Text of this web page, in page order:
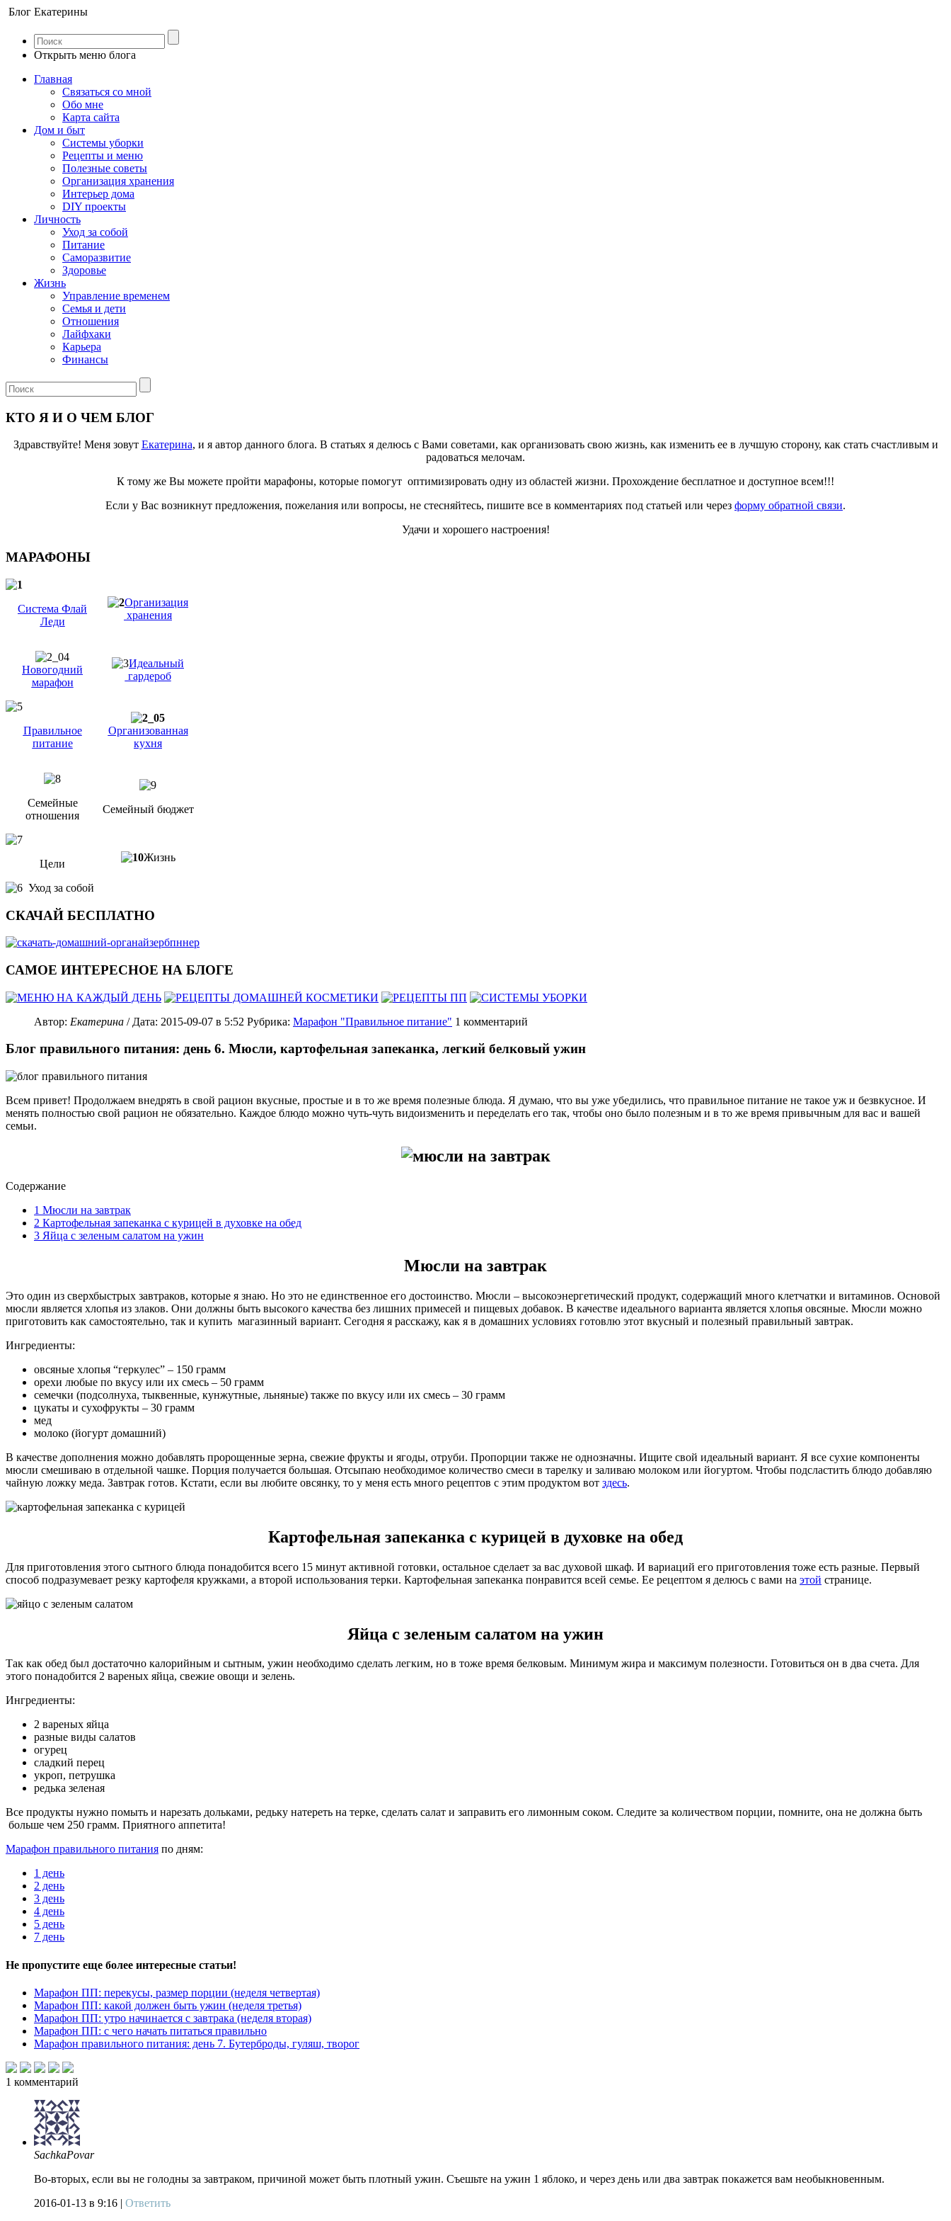
Блог Екатерины
Открыть меню блога
Главная
Связаться со мной
Обо мне
Карта сайта
Дом и быт
Системы уборки
Рецепты и меню
Полезные советы
Организация хранения
Интерьер дома
DIY проекты
Личность
Уход за собой
Питание
Саморазвитие
Здоровье
Жизнь
Управление временем
Семья и дети
Отношения
Лайфхаки
Карьера
Финансы
КТО Я И О ЧЕМ БЛОГ
Здравствуйте! Меня зовут Екатерина, и я автор данного блога. В статьях я делюсь с Вами советами, как организовать свою жизнь, как изменить ее в лучшую сторону, как стать счастливым и
радоваться мелочам.
К тому же Вы можете пройти марафоны, которые помогут оптимизировать одну из областей жизни. Прохождение бесплатное и доступное всем!!!
Если у Вас возникнут предложения, пожелания или вопросы, не стесняйтесь, пишите все в комментариях под статьей или через форму обратной связи.
Удачи и хорошего настроения!
МАРАФОНЫ
Система Флай
Леди
Организация
хранения
Новогодний
марафон
Идеальный
гардероб
Правильное
питание
Организованная
кухня
Семейные
отношения
Семейный бюджет
Цели
Жизнь
Уход за собой
СКАЧАЙ БЕСПЛАТНО
САМОЕ ИНТЕРЕСНОЕ НА БЛОГЕ
Автор: Екатерина / Дата: 2015-09-07 в 5:52 Рубрика: Марафон "Правильное питание" 1 комментарий
Блог правильного питания: день 6. Мюсли, картофельная запеканка, легкий белковый ужин
Всем привет! Продолжаем внедрять в свой рацион вкусные, простые и в то же время полезные блюда. Я думаю, что вы уже убедились, что правильное питание не такое уж и безвкусное. И
менять полностью свой рацион не обязательно. Каждое блюдо можно чуть-чуть видоизменить и переделать его так, чтобы оно было полезным и в то же время привычным для вас и вашей
семьи.
Содержание
1 Мюсли на завтрак
2 Картофельная запеканка с курицей в духовке на обед
3 Яйца с зеленым салатом на ужин
Мюсли на завтрак
Это один из сверхбыстрых завтраков, которые я знаю. Но это не единственное его достоинство. Мюсли – высокоэнергетический продукт, содержащий много клетчатки и витаминов. Основой
мюсли является хлопья из злаков. Они должны быть высокого качества без лишних примесей и пищевых добавок. В качестве идеального варианта является хлопья овсяные. Мюсли можно
приготовить как самостоятельно, так и купить магазинный вариант. Сегодня я расскажу, как я в домашних условиях готовлю этот вкусный и полезный правильный завтрак.
Ингредиенты:
овсяные хлопья “геркулес” – 150 грамм
орехи любые по вкусу или их смесь – 50 грамм
семечки (подсолнуха, тыквенные, кунжутные, льняные) также по вкусу или их смесь – 30 грамм
цукаты и сухофрукты – 30 грамм
мед
молоко (йогурт домашний)
В качестве дополнения можно добавлять пророщенные зерна, свежие фрукты и ягоды, отруби. Пропорции также не однозначны. Ищите свой идеальный вариант. Я все сухие компоненты
мюсли смешиваю в отдельной чашке. Порция получается большая. Отсыпаю необходимое количество смеси в тарелку и заливаю молоком или йогуртом. Чтобы подсластить блюдо добавляю
чайную ложку меда. Завтрак готов. Кстати, если вы любите овсянку, то у меня есть много рецептов с этим продуктом вот здесь.
Картофельная запеканка с курицей в духовке на обед
Для приготовления этого сытного блюда понадобится всего 15 минут активной готовки, остальное сделает за вас духовой шкаф. И вариаций его приготовления тоже есть разные. Первый
способ подразумевает резку картофеля кружками, а второй использования терки. Картофельная запеканка понравится всей семье. Ее рецептом я делюсь с вами на этой странице.
Яйца с зеленым салатом на ужин
Так как обед был достаточно калорийным и сытным, ужин необходимо сделать легким, но в тоже время белковым. Минимум жира и максимум полезности. Готовиться он в два счета. Для
этого понадобится 2 вареных яйца, свежие овощи и зелень.
Ингредиенты:
2 вареных яйца
разные виды салатов
огурец
сладкий перец
укроп, петрушка
редька зеленая
Все продукты нужно помыть и нарезать дольками, редьку натереть на терке, сделать салат и заправить его лимонным соком. Следите за количеством порции, помните, она не должна быть
больше чем 250 грамм. Приятного аппетита!
Марафон правильного питания по дням:
1 день
2 день
3 день
4 день
5 день
7 день
Не пропустите еще более интересные статьи!
Марафон ПП: перекусы, размер порции (неделя четвертая)
Марафон ПП: какой должен быть ужин (неделя третья)
Марафон ПП: утро начинается с завтрака (неделя вторая)
Марафон ПП: с чего начать питаться правильно
Марафон правильного питания: день 7. Бутерброды, гуляш, творог
1 комментарий
SachkaPovar
Во-вторых, если вы не голодны за завтраком, причиной может быть плотный ужин. Съешьте на ужин 1 яблоко, и через день или два завтрак покажется вам необыкновенным.
2016-01-13 в 9:16 | Ответить